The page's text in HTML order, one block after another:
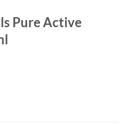
Pure Active